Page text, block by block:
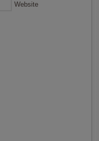
Website